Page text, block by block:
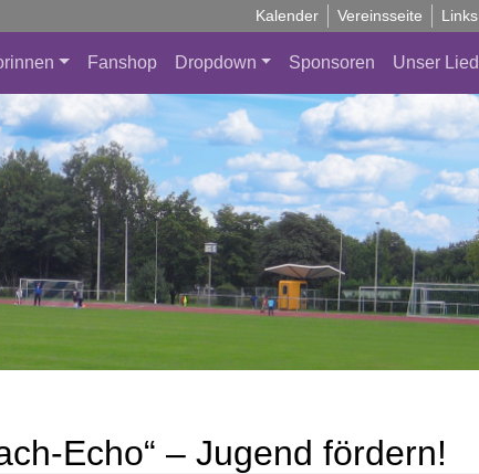
Kalender Vereinsseite Links
Fanshop Dropdown Sponsoren Unser Lied
Echo“ – Jugend fördern!